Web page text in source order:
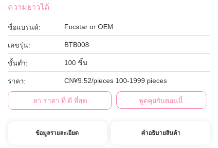
ความยาวได้
ชื่อแบรนด์: Focstar or OEM
เลขรุ่น: BTB008
ขั้นต่ำ: 100 ชิ้น
ราคา: CN¥9.52/pieces 100-1999 pieces
หา ราคา ที่ ดี ที่สุด พูดคุยกันตอนนี้
ข้อมูลรายละเอียด คําอธิบายสินค้า